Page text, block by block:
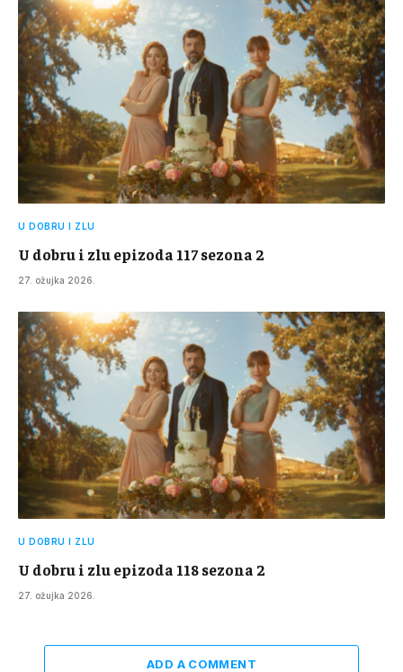
U DOBRU I ZLU
U dobru i zlu epizoda 117 sezona 2
27. ožujka 2026.
U DOBRU I ZLU
U dobru i zlu epizoda 118 sezona 2
27. ožujka 2026.
ADD A COMMENT